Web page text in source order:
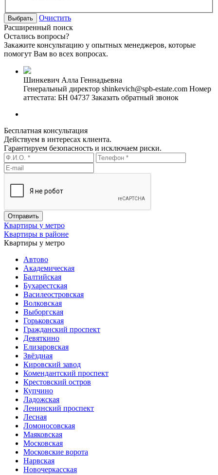
Очистить
Расширенный поиск
Остались вопросы?
Закажите консультацию у опытных менеджеров, которые
помогут Вам во всех вопросах.
Шинкевич Алла Геннадьевна
Генеральный директор shinkevich@spb-estate.com Номер
аттестата: БН 04737 Заказать обратный звонок
Бесплатная консультация
Действуем в интересах клиента.
Гарантируем безопасность и исключаем риски.
Квартиры у метро
Квартиры в районе
Квартиры у метро
Автово
Академическая
Балтийская
Бухарестская
Василеостровская
Волковская
Выборгская
Горьковская
Гражданский проспект
Девяткино
Елизаровская
Звёздная
Кировский завод
Комендантский проспект
Крестовский остров
Купчино
Ладожская
Ленинский проспект
Лесная
Ломоносовская
Маяковская
Московская
Московские ворота
Нарвская
Новочеркасская